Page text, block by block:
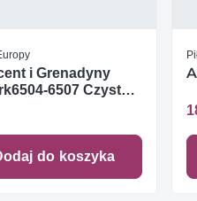
i Grenadyny
6507 Czyste
do koszyka